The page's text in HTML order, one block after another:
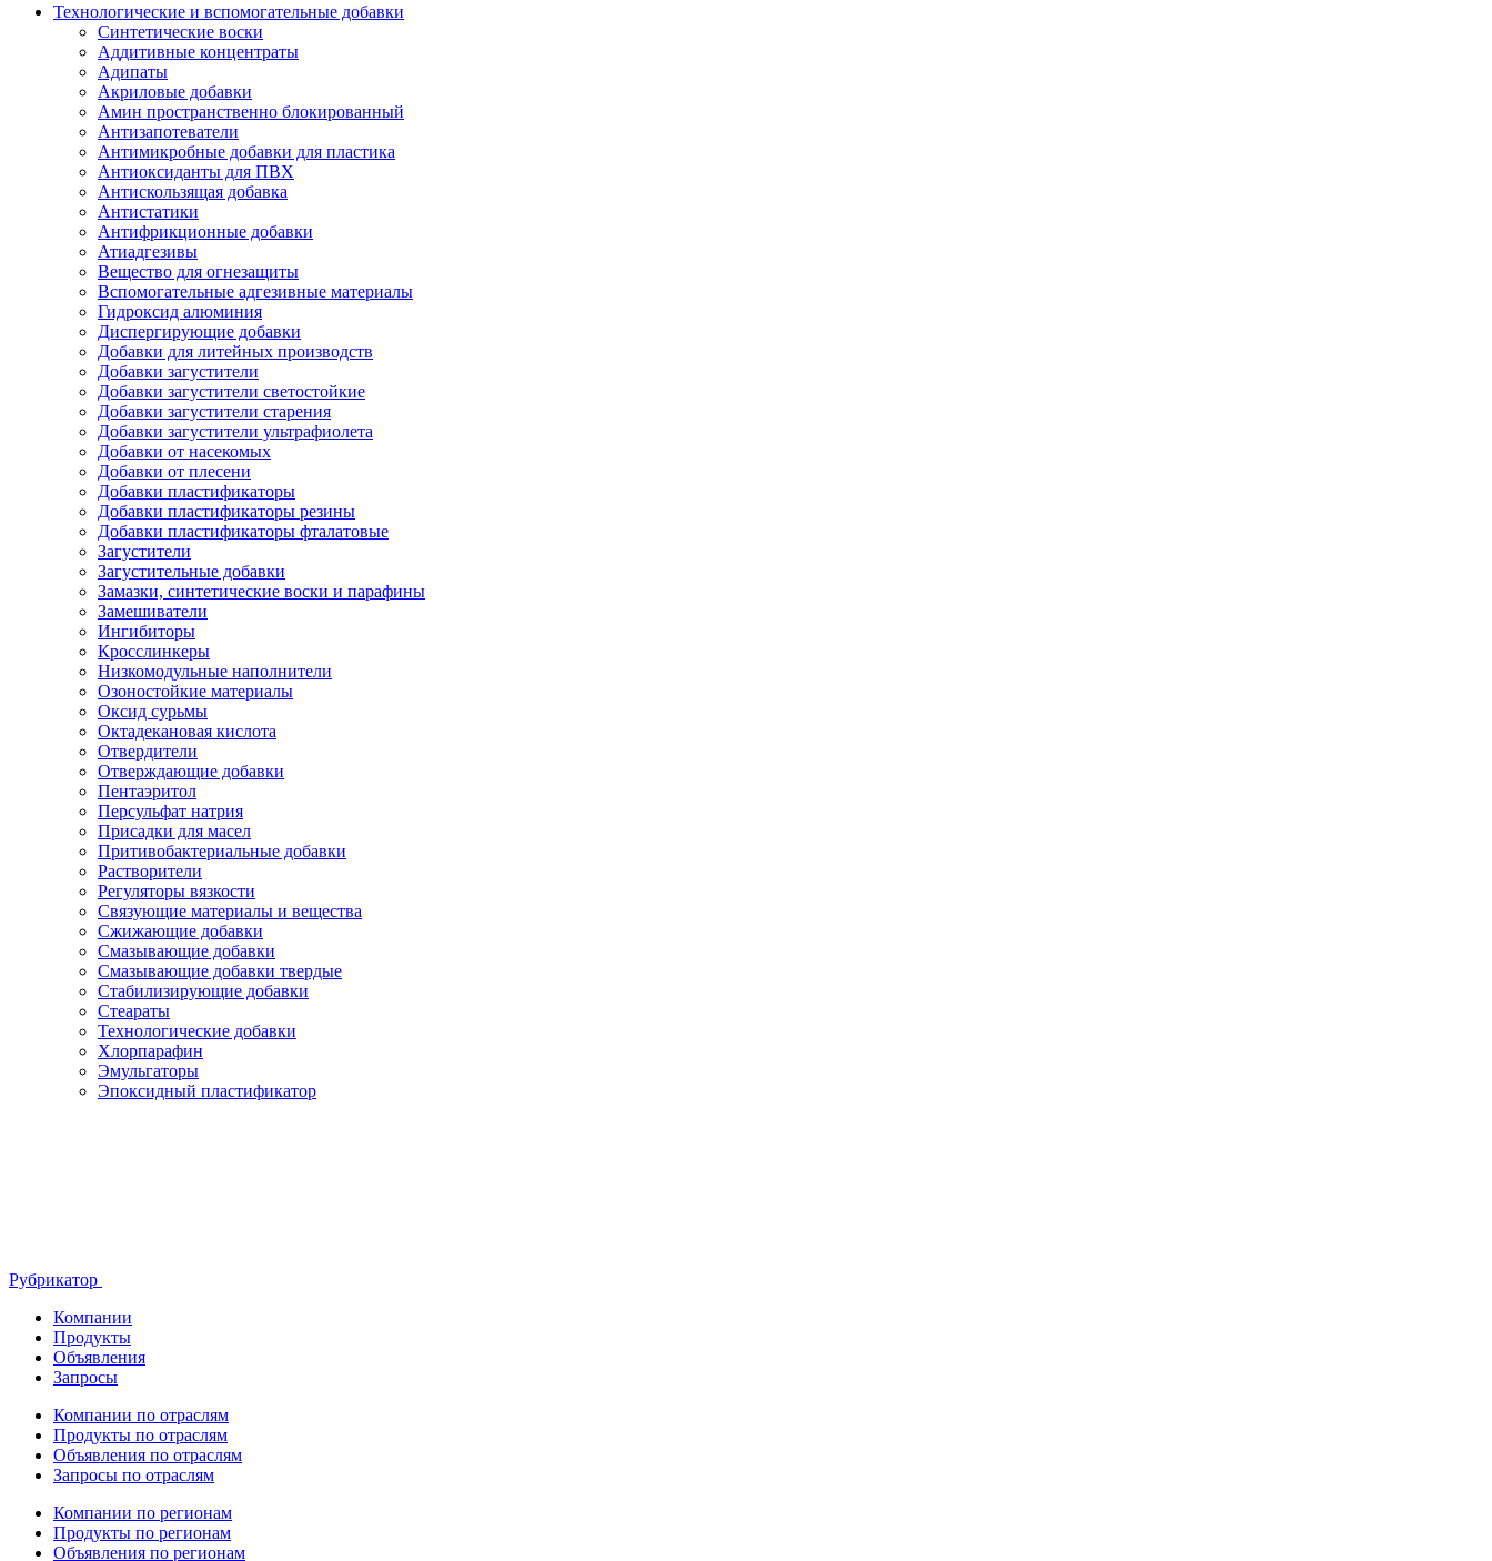
Технологические и вспомогательные добавки
Cинтетические воски
Аддитивные концентраты
Адипаты
Акриловые добавки
Амин пространственно блокированный
Антизапотеватели
Антимикробные добавки для пластика
Антиоксиданты для ПВХ
Антискользящая добавка
Антистатики
Антифрикционные добавки
Атиадгезивы
Вещество для огнезащиты
Вспомогательные адгезивные материалы
Гидроксид алюминия
Диспергирующие добавки
Добавки для литейных производств
Добавки загустители
Добавки загустители светостойкие
Добавки загустители старения
Добавки загустители ультрафиолета
Добавки от насекомых
Добавки от плесени
Добавки пластификаторы
Добавки пластификаторы резины
Добавки пластификаторы фталатовые
Загустители
Загустительные добавки
Замазки, синтетические воски и парафины
Замешиватели
Ингибиторы
Кросслинкеры
Низкомодульные наполнители
Озоностойкие материалы
Оксид сурьмы
Октадекановая кислота
Отвердители
Отверждающие добавки
Пентаэритол
Персульфат натрия
Присадки для масел
Притивобактериальные добавки
Растворители
Регуляторы вязкости
Связующие материалы и вещества
Сжижающие добавки
Смазывающие добавки
Смазывающие добавки твердые
Стабилизирующие добавки
Стеараты
Технологические добавки
Хлорпарафин
Эмульгаторы
Эпоксидный пластификатор
Рубрикатор
Компании
Продукты
Объявления
Запросы
Компании по отраслям
Продукты по отраслям
Объявления по отраслям
Запросы по отраслям
Компании по регионам
Продукты по регионам
Объявления по регионам